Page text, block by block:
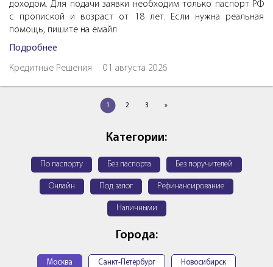
доходом. Для подачи заявки необходим только паспорт РФ
с пропиской и возраст от 18 лет. Если нужна реальная
помощь, пишите на емайл
Подробнее
Кредитные Решения 01 августа 2026
1 2 3 »
Категории:
По паспорту Без паспорта Без поручителей
Онлайн Под залог Рефинансирование
Наличными
Города:
Москва Санкт-Петербург Новосибирск